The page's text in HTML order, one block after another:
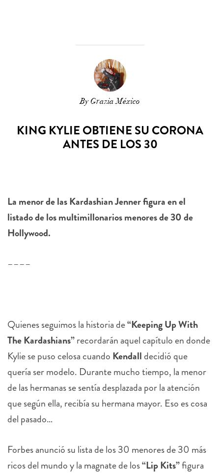
By Grazia México
KING KYLIE OBTIENE SU CORONA
ANTES DE LOS 30
La menor de las Kardashian Jenner figura en el
listado de los multimillonarios menores de 30 de
Hollywood.
––––
Quienes seguimos la historia de“Keeping Up With
The Kardashians”recordarán aquel capítulo en donde
Kylie se puso celosa cuando Kendall decidió que
quería ser modelo. Durante mucho tiempo, la menor
de las hermanas se sentía desplazada por la atención
que según ella, recibía su hermana mayor. Eso es cosa
del pasado…
Forbes anunció su lista de los 30 menores de 30 más
ricos del mundo y la magnate de los“Lip Kits”figura